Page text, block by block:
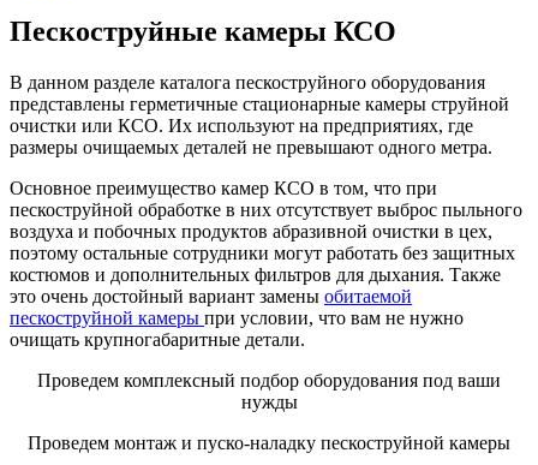
Пескоструйные камеры КСО
В данном разделе каталога пескоструйного оборудования
представлены герметичные стационарные камеры струйной
очистки или КСО. Их используют на предприятиях, где
размеры очищаемых деталей не превышают одного метра.
Основное преимущество камер КСО в том, что при
пескоструйной обработке в них отсутствует выброс пыльного
воздуха и побочных продуктов абразивной очистки в цех,
поэтому остальные сотрудники могут работать без защитных
костюмов и дополнительных фильтров для дыхания. Также
это очень достойный вариант замены обитаемой
пескоструйной камеры при условии, что вам не нужно
очищать крупногабаритные детали.
Проведем комплексный подбор оборудования под ваши
нужды
Проведем монтаж и пуско-наладку пескоструйной камеры